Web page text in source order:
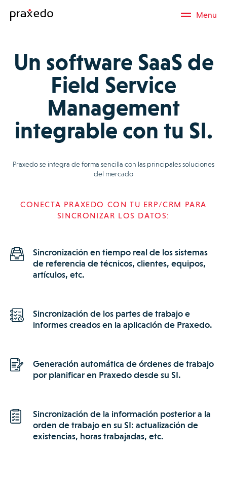
Menu
Un software SaaS de
Field Service
Management
integrable con tu SI.
Praxedo se integra de forma sencilla con las principales soluciones
del mercado
CONECTA PRAXEDO CON TU ERP/CRM PARA
SINCRONIZAR LOS DATOS:
Sincronización en tiempo real de los sistemas
de referencia de técnicos, clientes, equipos,
artículos, etc.
Sincronización de los partes de trabajo e
informes creados en la aplicación de Praxedo.
Generación automática de órdenes de trabajo
por planificar en Praxedo desde su SI.
Sincronización de la información posterior a la
orden de trabajo en su SI: actualización de
existencias, horas trabajadas, etc.